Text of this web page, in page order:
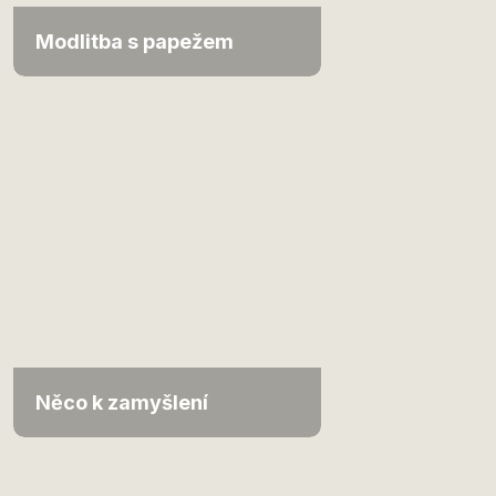
Modlitba s papežem
Něco k zamyšlení